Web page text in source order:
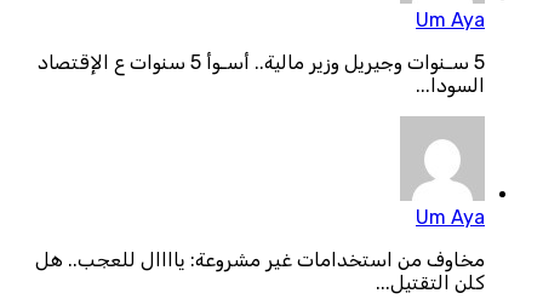
Um Aya
5 سـنوات وجيريل وزير مالية.. أسـوأ 5 سنوات ع الإقتصاد
السودا...
Um Aya
مخاوف من استخدامات غير مشروعة: ياااال للعجب.. هل
كلن التقتيل...